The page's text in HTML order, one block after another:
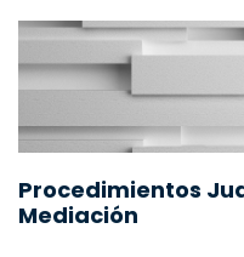
Procedimientos
Mediación